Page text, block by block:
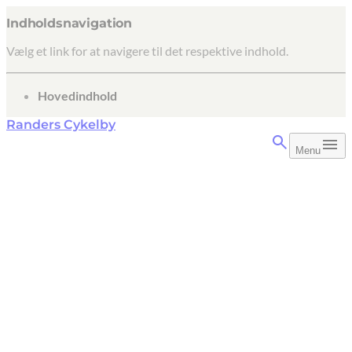
Indholdsnavigation
Vælg et link for at navigere til det respektive indhold.
gå til
Hovedindhold
Randers Cykelby
Menu